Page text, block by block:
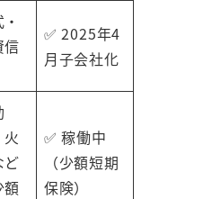
信
✅ 2025年4
月子会社化
火
ど
額
✅ 稼働中
（少額短期
保険）